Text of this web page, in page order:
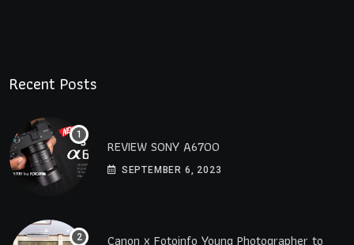
Recent Posts
REVIEW SONY A6700
SEPTEMBER 6, 2023
Canon x Fotoinfo​ Young​ Photographer to